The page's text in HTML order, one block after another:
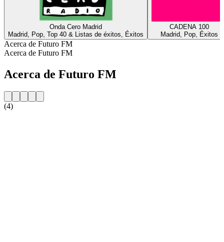
Onda Cero Madrid
Madrid, Pop, Top 40 & Listas de éxitos, Éxitos
CADENA 100
Madrid, Pop, Éxitos
Acerca de Futuro FM
Acerca de Futuro FM
Acerca de Futuro FM
(4)